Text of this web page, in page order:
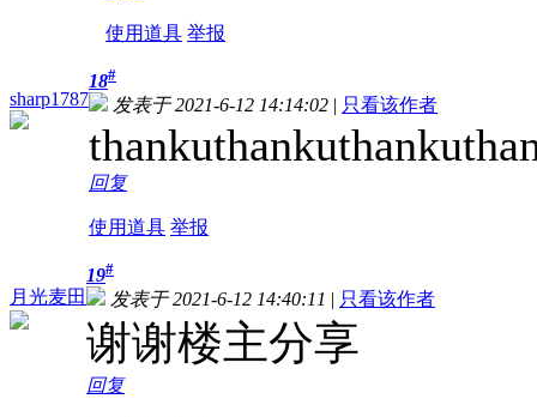
使用道具 举报
sharp1787
18#
发表于 2021-6-12 14:14:02 | 只看该作者
回复
使用道具 举报
月光麦田
19#
发表于 2021-6-12 14:40:11 | 只看该作者
谢谢楼主分享
回复